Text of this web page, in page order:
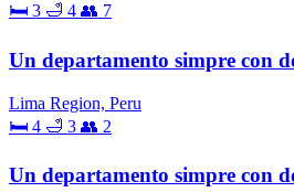
🛏 3 🛁 4 👥 7
Un departamento simpre con
Lima Region, Peru
🛏 4 🛁 3 👥 2
Un departamento simpre con